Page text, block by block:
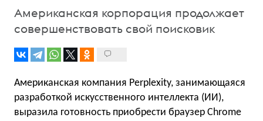
Американская корпорация продолжает
совершенствовать свой поисковик
Американская компания Perplexity, занимающаяся
разработкой искусственного интеллекта (ИИ),
выразила готовность приобрести браузер Chrome